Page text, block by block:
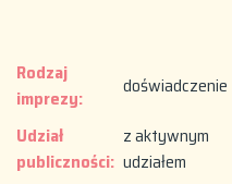
Rodzaj
imprezy:
doświadczenie
Udział
publiczności:
z aktywnym
udziałem